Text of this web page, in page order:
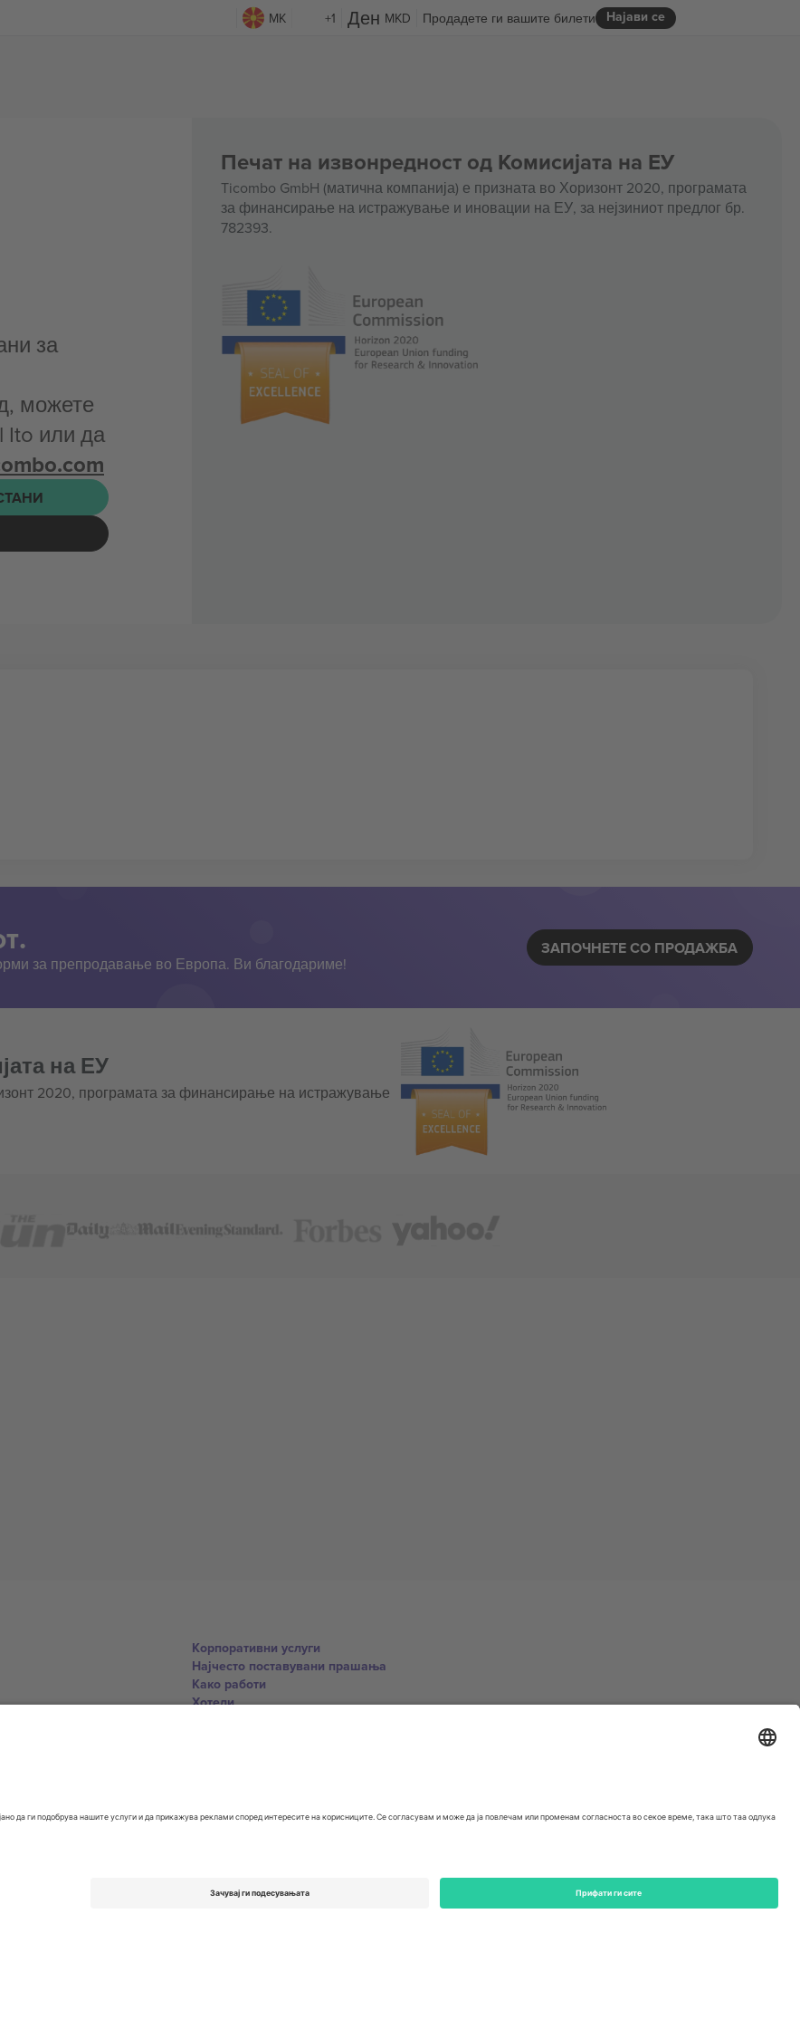
MK +1 MKD Најави се
Продадете ги вашите билети
за
можете
Ito или да
Печат на извонредност од Комисијата на ЕУ
Ticombo GmbH (матична компанија) е призната во Хоризонт 2020, програмата
за финансирање на истражување и иновации на ЕУ, за нејзиниот предлог бр.
782393.
за препродавање во Европа. Ви благодариме!
ЗАПОЧНЕТЕ СО ПРОДАЖБА
на ЕУ
2020, програмата за финансирање на истражување
Корпоративни услуги
Најчесто поставувани прашања
Како работи
Хотели